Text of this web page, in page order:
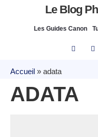
Le Blog
Les Guides Canon
Accueil » adata
ADATA